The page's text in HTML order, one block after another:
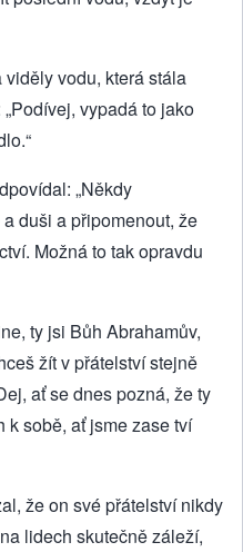
vodu, která stála
vypadá to jako
„Někdy
duši a připomenout, že
Možná to tak opravdu
ty jsi Bůh Abrahamův,
žít v přátelství stejně
ať se dnes pozná, že ty
k sobě, ať jsme zase tví
že on své přátelství nikdy
lidech skutečně záleží,